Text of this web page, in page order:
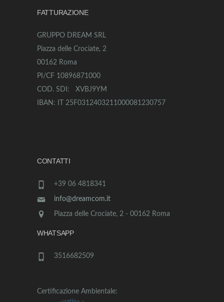
FATTURAZIONE
GRUPPO DREAM SRL
Piazza delle Crociate, 2
00162 Roma
PI/CF 10896871000
COD. SDI: XVBJ9YM
IBAN: IT 25F0312403211000081230757
CONTATTI
+39 06 4818341
info@dreamcom.it
Piazza delle Crociate, 2 - 00162 Roma
WHATSAPP
3516682509
Certificazione Ambientale: